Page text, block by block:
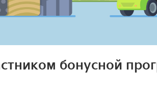
бонусной